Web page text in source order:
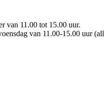
van 11.00 tot 15.00 uur.
van 11.00-15.00 uur